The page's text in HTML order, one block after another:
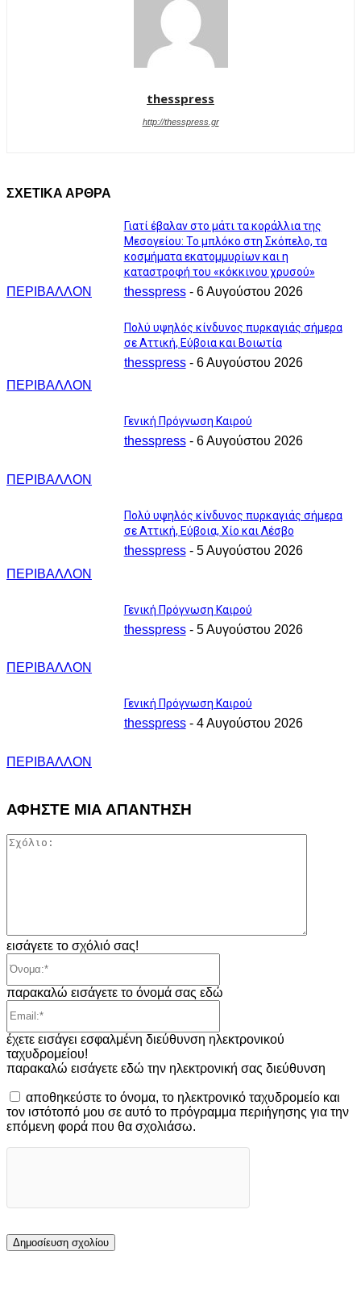
thesspress
http://thesspress.gr
ΣΧΕΤΙΚΑ ΑΡΘΡΑ
ΠΕΡΙΒΑΛΛΟΝ
Γιατί έβαλαν στο μάτι τα κοράλλια της
Μεσογείου: Το μπλόκο στη Σκόπελο, τα
κοσμήματα εκατομμυρίων και η
καταστροφή του «κόκκινου χρυσού»
thesspress - 6 Αυγούστου 2026
ΠΕΡΙΒΑΛΛΟΝ
Πολύ υψηλός κίνδυνος πυρκαγιάς σήμερα
σε Αττική, Εύβοια και Βοιωτία
thesspress - 6 Αυγούστου 2026
ΠΕΡΙΒΑΛΛΟΝ
Γενική Πρόγνωση Καιρού
thesspress - 6 Αυγούστου 2026
ΠΕΡΙΒΑΛΛΟΝ
Πολύ υψηλός κίνδυνος πυρκαγιάς σήμερα
σε Αττική, Εύβοια, Χίο και Λέσβο
thesspress - 5 Αυγούστου 2026
ΠΕΡΙΒΑΛΛΟΝ
Γενική Πρόγνωση Καιρού
thesspress - 5 Αυγούστου 2026
ΠΕΡΙΒΑΛΛΟΝ
Γενική Πρόγνωση Καιρού
thesspress - 4 Αυγούστου 2026
ΑΦΗΣΤΕ ΜΙΑ ΑΠΑΝΤΗΣΗ
εισάγετε το σχόλιό σας!
παρακαλώ εισάγετε το όνομά σας εδώ
έχετε εισάγει εσφαλμένη διεύθυνση ηλεκτρονικού
ταχυδρομείου!
παρακαλώ εισάγετε εδώ την ηλεκτρονική σας διεύθυνση
αποθηκεύστε το όνομα, το ηλεκτρονικό ταχυδρομείο και
τον ιστότοπό μου σε αυτό το πρόγραμμα περιήγησης για την
επόμενη φορά που θα σχολιάσω.